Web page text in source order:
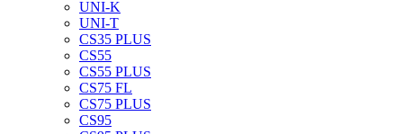
UNI-K
UNI-T
CS35 PLUS
CS55
CS55 PLUS
CS75 FL
CS75 PLUS
CS95